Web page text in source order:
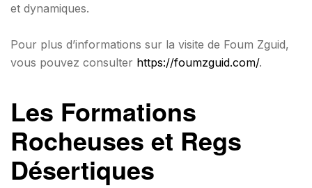
et dynamiques.
Pour plus d’informations sur la visite de Foum Zguid,
vous pouvez consulter https://foumzguid.com/.
Les Formations
Rocheuses et Regs
Désertiques